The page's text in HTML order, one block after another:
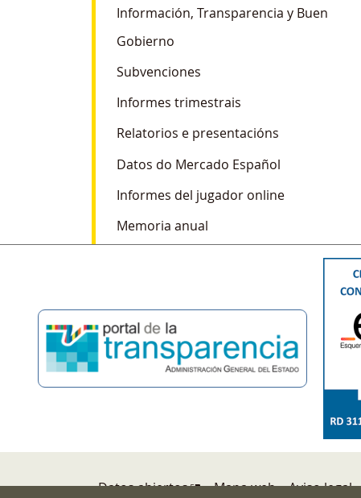
Información, Transparencia y Buen
Gobierno
Subvenciones
Informes trimestrais
Relatorios e presentacións
Datos do Mercado Español
Informes del jugador online
Memoria anual
Datos abiertos
Mapa web Aviso legal